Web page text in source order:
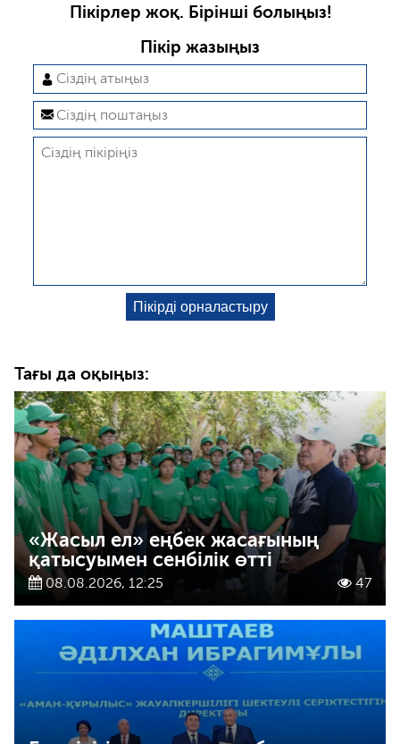
Пікірлер жоқ. Бірінші болыңыз!
Пікір жазыңыз
Тағы да оқыңыз:
«Жасыл ел» еңбек жасағының
қатысуымен сенбілік өтті
08.08.2026, 12:25 47